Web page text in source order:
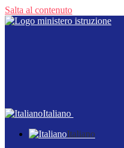
Salta al contenuto
Italiano
Italiano